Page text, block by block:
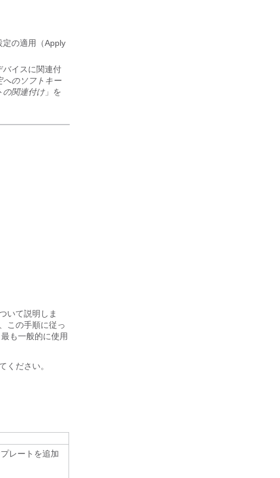
定の適用（Apply
バイスに関連付
へのソフトキー
の関連付け」を
いて説明しま
この手順に従っ
も一般的に使用
ください。
レートを追加